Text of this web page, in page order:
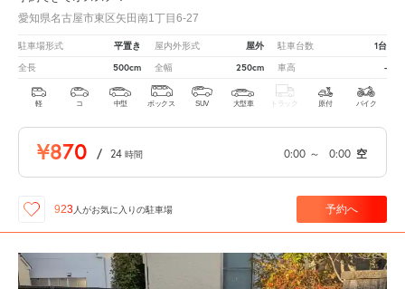
愛知県名古屋市東区矢田南1丁目6-27
駐車場形式 平置き 屋内外形式 屋外 駐車台数 1台
全長 500cm 全幅 250cm 車高 -
軽 コ 中型 ボックス SUV 大型車 トラック 原付 バイク
¥870 / 24 時間 0:00 ～ 0:00 空
923人がお気に入りの駐車場 予約へ